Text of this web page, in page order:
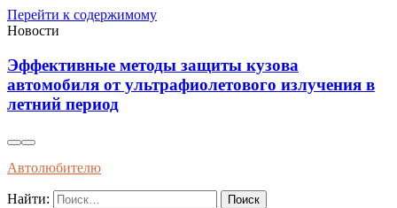
Перейти к содержимому
Новости
Как распознать оригинальные запчасти по
упаковке и сертификатам качества
Автолюбителю
Найти: